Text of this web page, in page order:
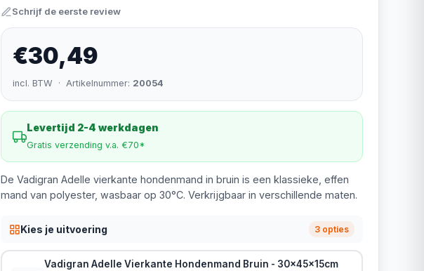
Schrijf de eerste review
€30,49
incl. BTW · Artikelnummer: 20054
Levertijd 2-4 werkdagen
Gratis verzending v.a. €70*
De Vadigran Adelle vierkante hondenmand in bruin is een klassieke, effen
mand van polyester, wasbaar op 30°C. Verkrijgbaar in verschillende maten.
Kies je uitvoering 3 opties
Vadigran Adelle Vierkante Hondenmand Bruin - 30x45x15cm